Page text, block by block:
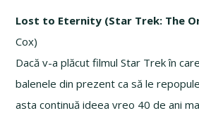
Lost to Eternity (Star Trek: The
Cox)
Dacă v-a plăcut filmul Star Trek în
balenele din prezent ca să le
asta continuă ideea vreo 40 de ani